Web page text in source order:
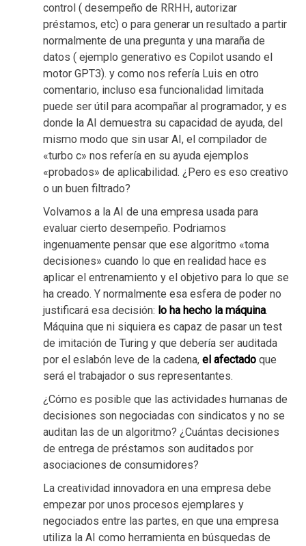
control ( desempeño de RRHH, autorizar
préstamos, etc) o para generar un resultado a partir
normalmente de una pregunta y una maraña de
datos ( ejemplo generativo es Copilot usando el
motor GPT3). y como nos refería Luis en otro
comentario, incluso esa funcionalidad limitada
puede ser útil para acompañar al programador, y es
donde la AI demuestra su capacidad de ayuda, del
mismo modo que sin usar AI, el compilador de
«turbo c» nos refería en su ayuda ejemplos
«probados» de aplicabilidad. ¿Pero es eso creativo
o un buen filtrado?
Volvamos a la AI de una empresa usada para
evaluar cierto desempeño. Podriamos
ingenuamente pensar que ese algoritmo «toma
decisiones» cuando lo que en realidad hace es
aplicar el entrenamiento y el objetivo para lo que se
ha creado. Y normalmente esa esfera de poder no
justificará esa decisión: lo ha hecho la máquina.
Máquina que ni siquiera es capaz de pasar un test
de imitación de Turing y que debería ser auditada
por el eslabón leve de la cadena, el afectado que
será el trabajador o sus representantes.
¿Cómo es posible que las actividades humanas de
decisiones son negociadas con sindicatos y no se
auditan las de un algoritmo? ¿Cuántas decisiones
de entrega de préstamos son auditados por
asociaciones de consumidores?
La creatividad innovadora en una empresa debe
empezar por unos procesos ejemplares y
negociados entre las partes, en que una empresa
utiliza la AI como herramienta en búsquedas de